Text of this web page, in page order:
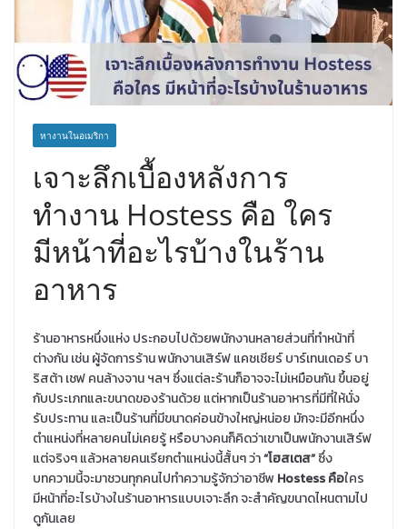
หางานในอเมริกา
เจาะลึกเบื้องหลังการ
ทำงาน Hostess คือ ใคร
มีหน้าที่อะไรบ้างในร้าน
อาหาร
ร้านอาหารหนึ่งแห่ง ประกอบไปด้วยพนักงานหลายส่วนที่ทำหน้าที่
ต่างกัน เช่น ผู้จัดการร้าน พนักงานเสิร์ฟ แคชเชียร์ บาร์เทนเดอร์ บา
ริสต้า เชฟ คนล้างจาน ฯลฯ ซึ่งแต่ละร้านก็อาจจะไม่เหมือนกัน ขึ้นอยู่
กับประเภทและขนาดของร้านด้วย แต่หากเป็นร้านอาหารที่มีที่ให้นั่ง
รับประทาน และเป็นร้านที่มีขนาดค่อนข้างใหญ่หน่อย มักจะมีอีกหนึ่ง
ตำแหน่งที่หลายคนไม่เคยรู้ หรือบางคนก็คิดว่าเขาเป็นพนักงานเสิร์ฟ
แต่จริงๆ แล้วหลายคนเรียกตำแหน่งนี้สั้นๆ ว่า“โฮสเตส”ซึ่ง
บทความนี้จะมาชวนทุกคนไปทำความรู้จักว่าอาชีพ Hostess คือใคร
มีหน้าที่อะไรบ้างในร้านอาหารแบบเจาะลึก จะสำคัญขนาดไหนตามไป
ดูกันเลย